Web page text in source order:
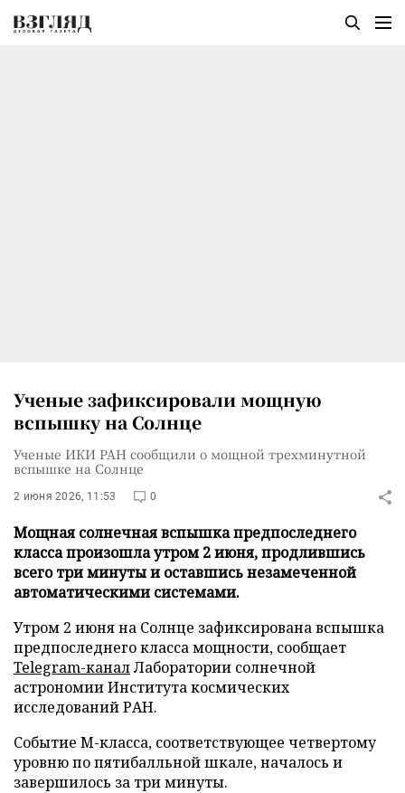
Ученые зафиксировали мощную
вспышку на Солнце
Ученые ИКИ РАН сообщили о мощной трехминутной
вспышке на Солнце
2 июня 2026, 11:53 0
Мощная солнечная вспышка предпоследнего
класса произошла утром 2 июня, продлившись
всего три минуты и оставшись незамеченной
автоматическими системами.
Утром 2 июня на Солнце зафиксирована вспышка
предпоследнего класса мощности, сообщает
Telegram-каналЛаборатории солнечной
астрономии Института космических
исследований РАН.
Событие M-класса, соответствующее четвертому
уровню по пятибалльной шкале, началось и
завершилось за три минуты.